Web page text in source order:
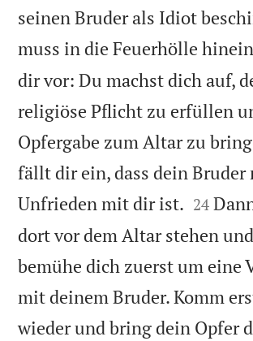
seinen Bruder als Idiot
muss in die Feuerhölle
dir vor: Du machst dich auf,
religiöse Pflicht zu erfüllen
Opfergabe zum Altar zu
fällt dir ein, dass dein Bruder
Unfrieden mit dir ist. 

24
dort vor dem Altar stehen
bemühe dich zuerst um eine
mit deinem Bruder. Komm
wieder und bring dein Opfer